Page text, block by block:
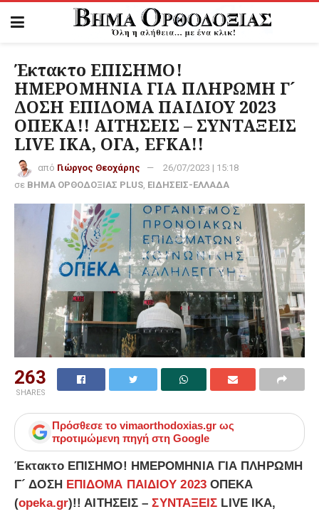
Έκτακτο ΕΠΙΣΗΜΟ!
ΗΜΕΡΟΜΗΝΙΑ ΓΙΑ ΠΛΗΡΩΜΗ Γ´
ΔΟΣΗ ΕΠΙΔΟΜΑ ΠΑΙΔΙΟΥ 2023
ΟΠΕΚΑ!! ΑΙΤΗΣΕΙΣ – ΣΥΝΤΑΞΕΙΣ
LIVE ΙΚΑ, ΟΓΑ, EFKA!!
από Γιώργος Θεοχάρης
26/07/2023 | 15:18
σε ΒΗΜΑ ΟΡΘΟΔΟΞΙΑΣ PLUS, ΕΙΔΗΣΕΙΣ-ΕΛΛΑΔΑ
263
SHARES
Πρόσθεσε το vimaorthodoxias.gr ως
προτιμώμενη πηγή στη Google
Έκτακτο ΕΠΙΣΗΜΟ! ΗΜΕΡΟΜΗΝΙΑ ΓΙΑ ΠΛΗΡΩΜΗ
Γ´ ΔΟΣΗ ΕΠΙΔΟΜΑ ΠΑΙΔΙΟΥ 2023ΟΠΕΚΑ
(opeka.gr)!! ΑΙΤΗΣΕΙΣ –ΣΥΝΤΑΞΕΙΣ LIVE ΙΚΑ,